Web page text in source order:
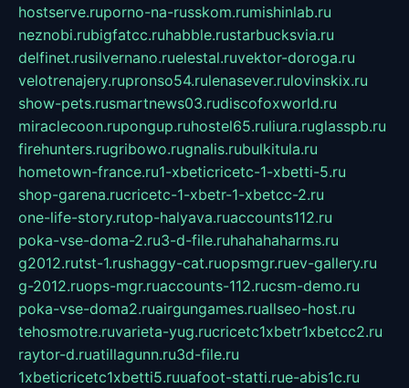
hostserve.ruporno-na-russkom.rumishinlab.ru
neznobi.rubigfatcc.ruhabble.rustarbucksvia.ru
delfinet.rusilvernano.ruelestal.ruvektor-doroga.ru
velotrenajery.rupronso54.rulenasever.rulovinskix.ru
show-pets.rusmartnews03.rudiscofoxworld.ru
miraclecoon.rupongup.ruhostel65.ruliura.ruglasspb.ru
firehunters.rugribowo.rugnalis.rubulkitula.ru
hometown-france.ru1-xbeticricetc-1-xbetti-5.ru
shop-garena.rucricetc-1-xbetr-1-xbetcc-2.ru
one-life-story.rutop-halyava.ruaccounts112.ru
poka-vse-doma-2.ru3-d-file.ruhahahaharms.ru
g2012.rutst-1.rushaggy-cat.ruopsmgr.ruev-gallery.ru
g-2012.ruops-mgr.ruaccounts-112.rucsm-demo.ru
poka-vse-doma2.ruairgungames.ruallseo-host.ru
tehosmotre.ruvarieta-yug.rucricetc1xbetr1xbetcc2.ru
raytor-d.ruatillagunn.ru3d-file.ru
1xbeticricetc1xbetti5.ruuafoot-statti.rue-abis1c.ru